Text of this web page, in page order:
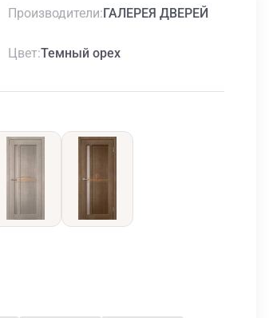
Производители ГАЛЕРЕЯ ДВЕРЕЙ
Цвет Темный орех